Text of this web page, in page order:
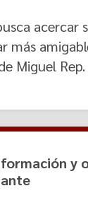
Abierto en la
a la Justicia
acercar
más
Miguel Rep.
y